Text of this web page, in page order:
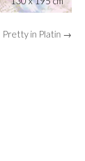
Pretty in Platin →